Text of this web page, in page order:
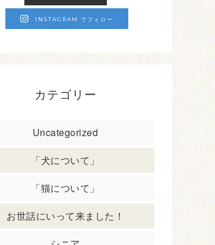
INSTAGRAM でフォロー
カテゴリー
Uncategorized
「犬について」
「猫について」
お世話にいって来ました！